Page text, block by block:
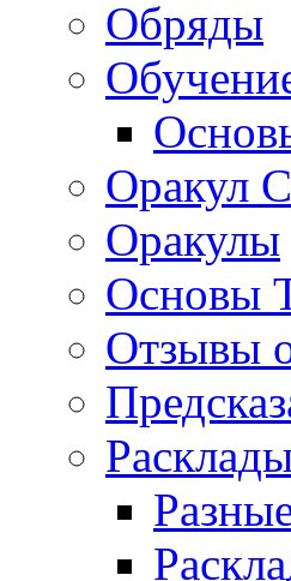
Обряды
Оракул
Оракулы
Основы
Отзывы